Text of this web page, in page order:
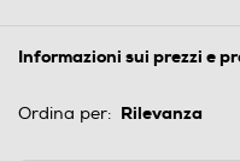
Informazioni sui prezzi e
Ordina per: